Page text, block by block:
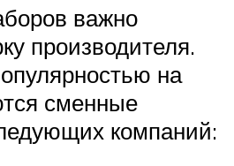
важно
производителя.
на
сменные
компаний: